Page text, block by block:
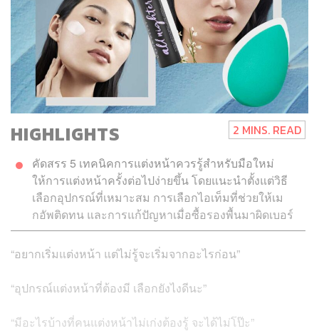
HIGHLIGHTS 2 MINS. READ
คัดสรร 5 เทคนิคการแต่งหน้าควรรู้สำหรับมือใหม่
ให้การแต่งหน้าครั้งต่อไปง่ายขึ้น โดยแนะนำตั้งแต่วิธี
เลือกอุปกรณ์ที่เหมาะสม การเลือกไอเท็มที่ช่วยให้เม
กอัพติดทน และการแก้ปัญหาเมื่อซื้อรองพื้นมาผิดเบอร์
“อยากเริ่มแต่งหน้า แต่ไม่รู้จะเริ่มจากอะไรก่อน”
“อุปกรณ์แต่งหน้าที่ต้องมี เลือกยังไงดีนะ”​
“มีอะไรบ้างที่คนแต่งหน้าไม่เก่งต้องรู้ จะได้ไม่โป๊ะ”